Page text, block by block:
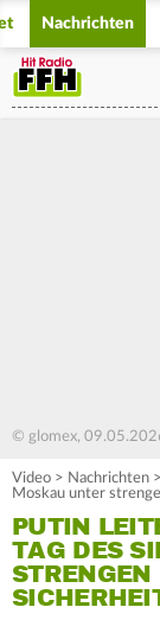
Nachrichten
© glomex,
Video > Nachrichten >
Moskau unter
PUTIN
TAG DES
STRENGEN